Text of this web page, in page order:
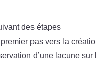
des étapes
pas vers la
d’une lacune sur